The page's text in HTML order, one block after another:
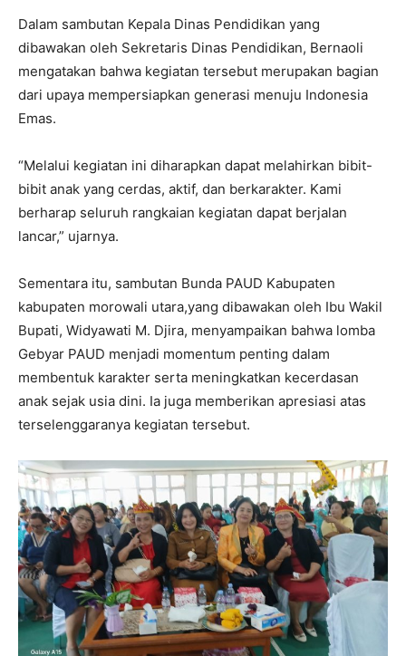
Dalam sambutan Kepala Dinas Pendidikan yang
dibawakan oleh Sekretaris Dinas Pendidikan, Bernaoli
mengatakan bahwa kegiatan tersebut merupakan bagian
dari upaya mempersiapkan generasi menuju Indonesia
Emas.
“Melalui kegiatan ini diharapkan dapat melahirkan bibit-
bibit anak yang cerdas, aktif, dan berkarakter. Kami
berharap seluruh rangkaian kegiatan dapat berjalan
lancar,” ujarnya.
Sementara itu, sambutan Bunda PAUD Kabupaten
kabupaten morowali utara,yang dibawakan oleh Ibu Wakil
Bupati, Widyawati M. Djira, menyampaikan bahwa lomba
Gebyar PAUD menjadi momentum penting dalam
membentuk karakter serta meningkatkan kecerdasan
anak sejak usia dini. Ia juga memberikan apresiasi atas
terselenggaranya kegiatan tersebut.